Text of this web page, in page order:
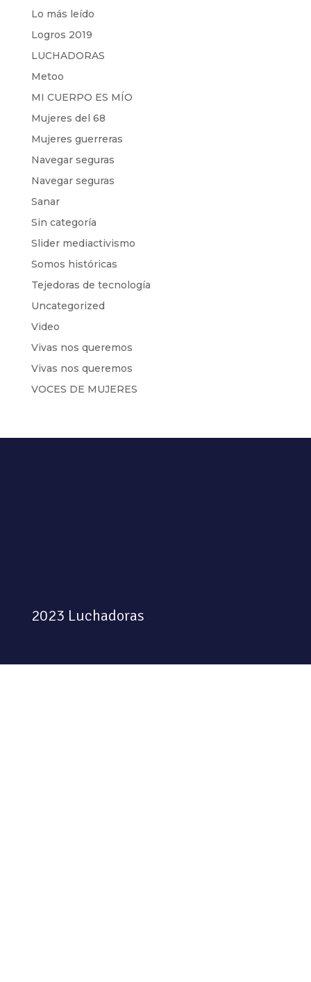
Lo más leído
Logros 2019
LUCHADORAS
Metoo
MI CUERPO ES MÍO
Mujeres del 68
Mujeres guerreras
Navegar seguras
Navegar seguras
Sanar
Sin categoría
Slider mediactivismo
Somos históricas
Tejedoras de tecnología
Uncategorized
Video
Vivas nos queremos
Vivas nos queremos
VOCES DE MUJERES
2023 Luchadoras